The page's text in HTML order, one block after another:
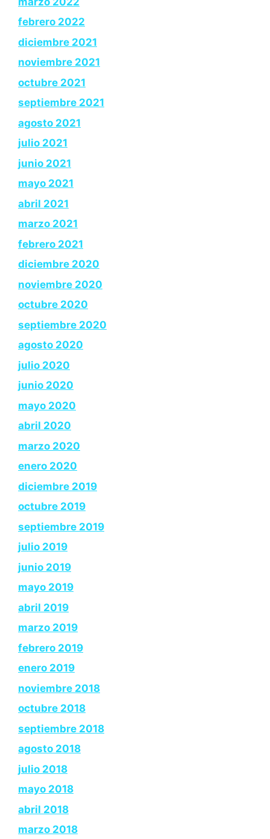
febrero 2022
diciembre 2021
noviembre 2021
octubre 2021
septiembre 2021
agosto 2021
julio 2021
junio 2021
mayo 2021
abril 2021
marzo 2021
febrero 2021
diciembre 2020
noviembre 2020
octubre 2020
septiembre 2020
agosto 2020
julio 2020
junio 2020
mayo 2020
abril 2020
marzo 2020
enero 2020
diciembre 2019
octubre 2019
septiembre 2019
julio 2019
junio 2019
mayo 2019
abril 2019
marzo 2019
febrero 2019
enero 2019
noviembre 2018
octubre 2018
septiembre 2018
agosto 2018
julio 2018
mayo 2018
abril 2018
marzo 2018